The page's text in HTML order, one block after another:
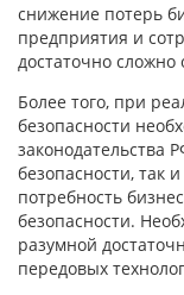
снижение потерь
предприятия и
достаточно
Более того, при
безопасности
законодательства
безопасности, так
потребность
безопасности.
разумной
передовых